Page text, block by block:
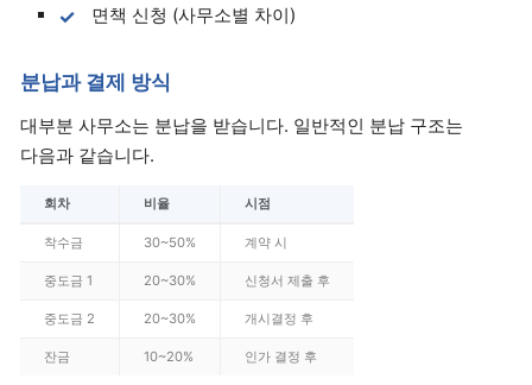
면책 신청 (사무소별 차이)
분납과 결제 방식
대부분 사무소는 분납을 받습니다. 일반적인 분납 구조는
다음과 같습니다.
회차 비율 시점
착수금 30~50% 계약 시
중도금 1 20~30% 신청서 제출 후
중도금 2 20~30% 개시결정 후
잔금 10~20% 인가 결정 후